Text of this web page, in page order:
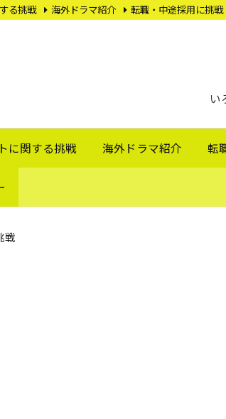
い
に関する挑戦 海外ドラマ紹介 転
る挑戦 海外ドラマ紹介 転職・中途採用に挑戦
戦